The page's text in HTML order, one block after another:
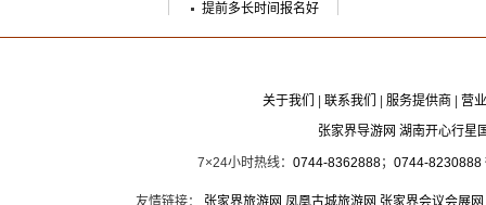
提前多长时间报名好
关于我们 联系我们 服务提供商
营
张家界导游网 湖南开心行星
7×24小时热线： 0744-8362888； 0744-8230888
友情链接： 张家界旅游网 凤凰古城旅游网 张家界会议会展网